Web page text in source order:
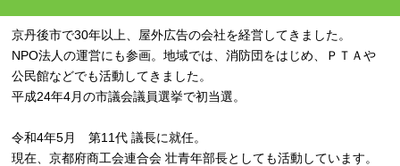
京丹後市で30年以上、屋外広告の会社を経営してきました。
NPO法人の運営にも参画。地域では、消防団をはじめ、ＰＴＡや
公民館などでも活動してきました。
平成24年4月の市議会議員選挙で初当選。
令和4年5月 第11代 議長に就任。
現在、京都府商工会連合会 壮青年部長としても活動しています。